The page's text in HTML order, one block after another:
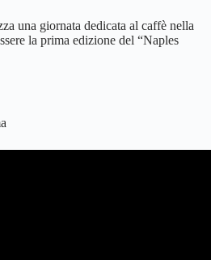
una giornata dedicata al caffè nella
la prima edizione del “Naples